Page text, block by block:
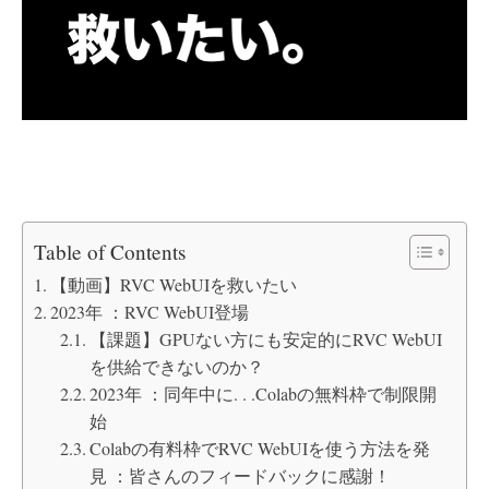
Table of Contents
【動画】RVC WebUIを救いたい
2023年 ：RVC WebUI登場
【課題】GPUない方にも安定的にRVC WebUI
を供給できないのか？
2023年 ：同年中に. . .Colabの無料枠で制限開
始
Colabの有料枠でRVC WebUIを使う方法を発
見 ：皆さんのフィードバックに感謝！